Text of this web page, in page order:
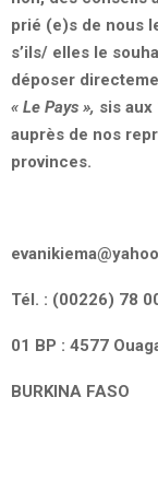
prié (e)s de nous
s’ils/ elles le
déposer
« Le Pays », sis aux
auprès de nos
provinces.
Tél. : (00226) 78
01 BP : 4577
BURKINA FASO